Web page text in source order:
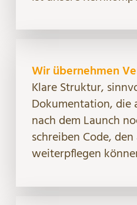
Wir übernehmen
Klare Struktur,
Dokumentation, die
nach dem Launch
schreiben Code,
weiterpflegen